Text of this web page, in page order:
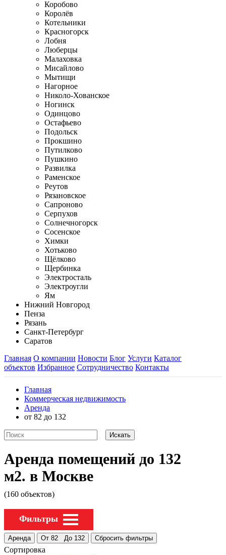
Коробово
Королёв
Котельники
Красногорск
Лобня
Люберцы
Малаховка
Мисайлово
Мытищи
Нагорное
Николо-Хованское
Ногинск
Одинцово
Остафьево
Подольск
Прокшино
Путилково
Пушкино
Развилка
Раменское
Реутов
Рязановское
Сапроново
Серпухов
Солнечногорск
Сосенское
Химки
Хотьково
Щёлково
Щербинка
Электросталь
Электроугли
Ям
Нижний Новгород
Пенза
Рязань
Санкт-Петербург
Саратов
Главная О компании Новости Блог Услуги Каталог
объектов Избранное Сотрудничество Контакты
Главная
Коммерческая недвижимость
Аренда
от 82 до 132
Аренда помещений до 132
м2. в Москве
(160 объектов)
Фильтры
Сортировка